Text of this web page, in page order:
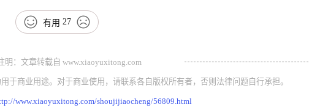
有用 27
明：文章转载自 www.xiaoyuxitong.com
于商业用途。对于商业使用，请联系各自版权所有者，否则法律问题自行承担。
www.xiaoyuxitong.com/shoujijiaocheng/56809.html